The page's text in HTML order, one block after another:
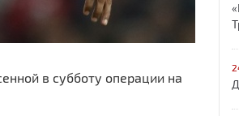
в субботу операции на